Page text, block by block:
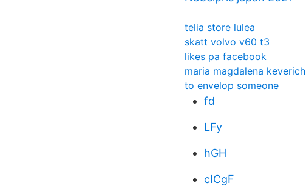
telia store lulea
skatt volvo v60 t3
likes pa facebook
maria magdalena keverich
to envelop someone
fd
LFy
hGH
cICgF